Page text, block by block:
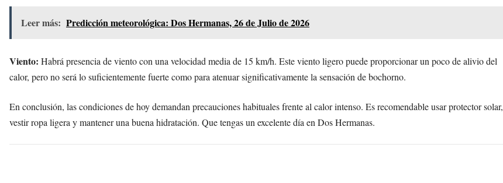
Leer más: Predicción meteorológica: Dos Hermanas, 26 de Julio de 2026
Viento: Habrá presencia de viento con una velocidad media de 15 km/h. Este viento ligero puede proporcionar un poco de alivio del
calor, pero no será lo suficientemente fuerte como para atenuar significativamente la sensación de bochorno.
En conclusión, las condiciones de hoy demandan precauciones habituales frente al calor intenso. Es recomendable usar protector solar,
vestir ropa ligera y mantener una buena hidratación. Que tengas un excelente día en Dos Hermanas.